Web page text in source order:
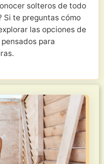
solteros de todo
Si te preguntas cómo
las opciones de
para